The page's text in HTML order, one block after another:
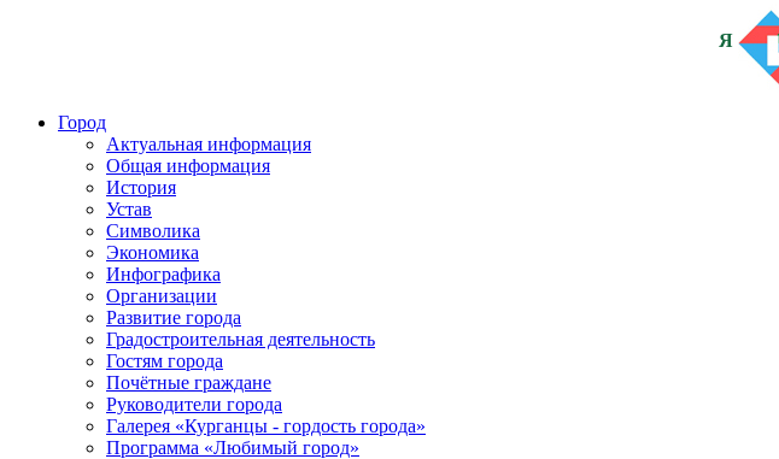
Я
Город
Актуальная информация
Общая информация
История
Устав
Символика
Экономика
Инфографика
Организации
Развитие города
Градостроительная деятельность
Гостям города
Почётные граждане
Руководители города
Галерея «Курганцы - гордость города»
Программа «Любимый город»